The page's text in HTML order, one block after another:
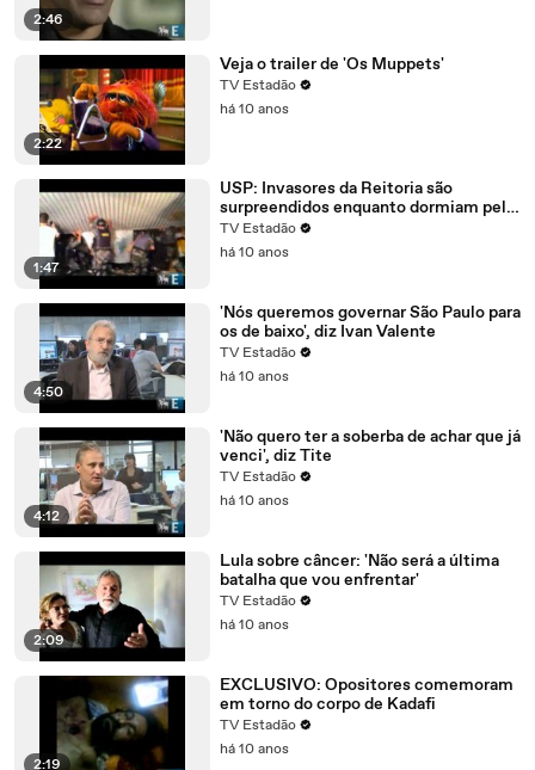
2:46
2:22
Veja o trailer de 'Os Muppets'
TV Estadão
há 10 anos
1:47
USP: Invasores da Reitoria são
surpreendidos enquanto dormiam pela
PM
TV Estadão
há 10 anos
4:50
'Nós queremos governar São Paulo para
os de baixo', diz Ivan Valente
TV Estadão
há 10 anos
4:12
'Não quero ter a soberba de achar que já
venci', diz Tite
TV Estadão
há 10 anos
2:09
Lula sobre câncer: 'Não será a última
batalha que vou enfrentar'
TV Estadão
há 10 anos
2:19
EXCLUSIVO: Opositores comemoram
em torno do corpo de Kadafi
TV Estadão
há 10 anos